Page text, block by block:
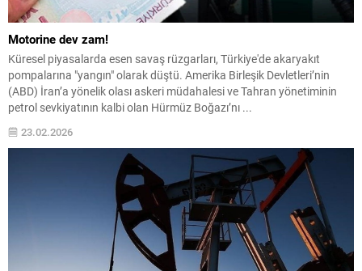
Motorine dev zam!
Küresel piyasalarda esen savaş rüzgarları, Türkiye'de akaryakıt
pompalarına "yangın" olarak düştü. Amerika Birleşik Devletleri’nin
(ABD) İran’a yönelik olası askeri müdahalesi ve Tahran yönetiminin
petrol sevkiyatının kalbi olan Hürmüz Boğazı’nı ...
23.02.2026